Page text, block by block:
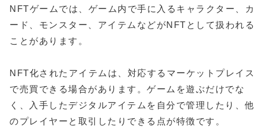
NFTゲームでは、ゲーム内で手に入るキャラクター、カ
ード、モンスター、アイテムなどがNFTとして扱われる
ことがあります。
NFT化されたアイテムは、対応するマーケットプレイス
で売買できる場合があります。ゲームを遊ぶだけでな
く、入手したデジタルアイテムを自分で管理したり、他
のプレイヤーと取引したりできる点が特徴です。